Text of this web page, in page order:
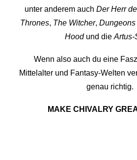
unter anderem auch Der Herr
Thrones, The Witcher,
Hoodund die Artus-
Wenn also auch du eine
Mittelalter und Fantasy-Welten
genau richtig.
MAKE CHIVALRY